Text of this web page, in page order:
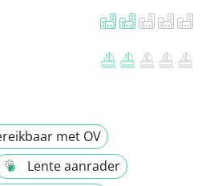
met OV
Lente aanrader